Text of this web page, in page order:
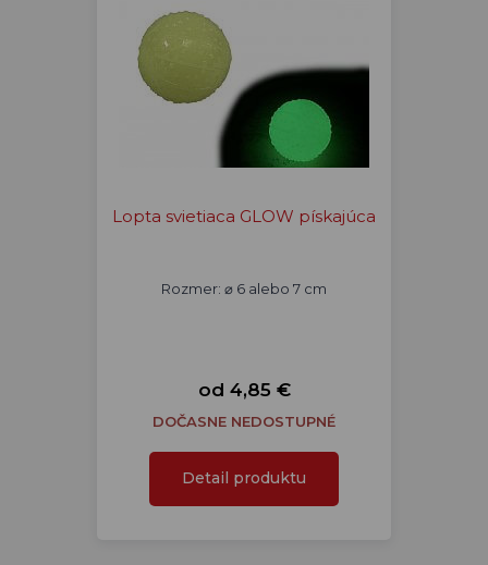
Lopta svietiaca GLOW pískajúca
Rozmer: ⌀ 6 alebo 7 cm
od 4,85 €
DOČASNE NEDOSTUPNÉ
Detail produktu